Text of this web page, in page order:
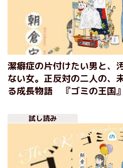
潔癖症の片付けたい男と、
ない女。正反対の二人の、
る成長物語 『ゴミの王国
試し読み